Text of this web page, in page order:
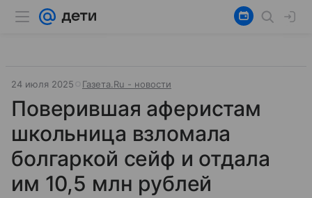
24 июля 2025 Газета.Ru - новости
Поверившая аферистам
школьница взломала
болгаркой сейф и отдала
им 10,5 млн рублей